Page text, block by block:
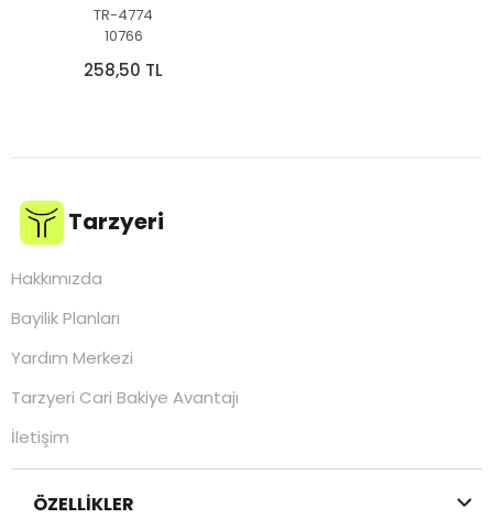
TR-4774
10766
258,50 TL
Tarzyeri
Hakkımızda
Bayilik Planları
Yardım Merkezi
Tarzyeri Cari Bakiye Avantajı
İletişim
ÖZELLİKLER